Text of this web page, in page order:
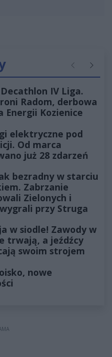
Poprzednie
Decathlon IV Liga.
Radom, derbowa
Energii Kozienice
elektryczne pod
Od marca
już 28 zdarzeń
bezradny w starciu
Zabrzanie
Zielonych i
przy Struga
w siodle! Zawody w
trwają, a jeźdźcy
swoim strojem
nowe